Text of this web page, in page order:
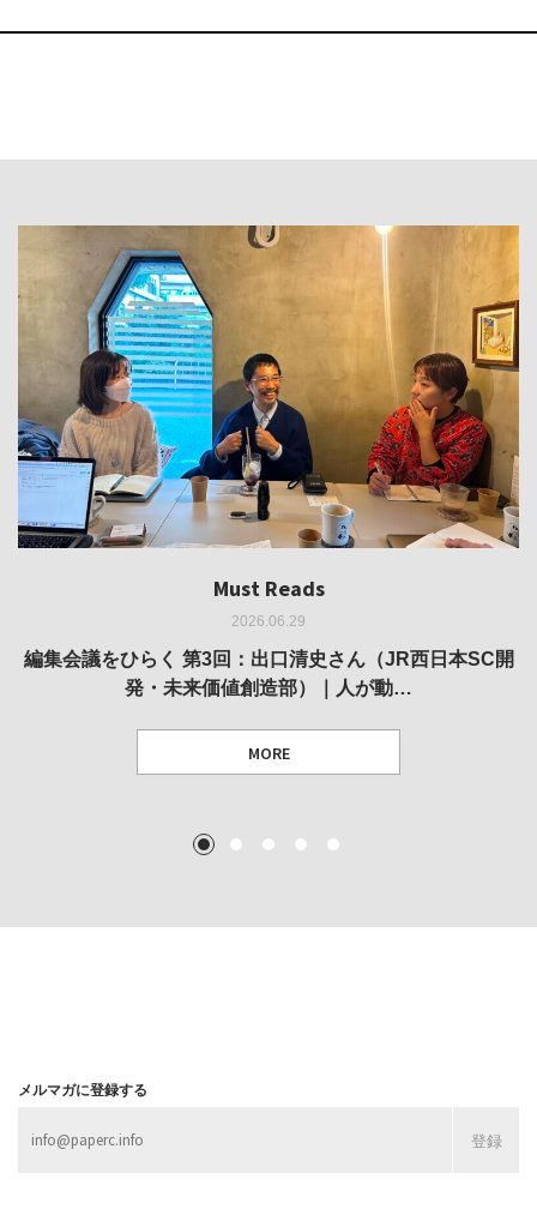
Must Reads
2026.06.29
編集会議をひらく 第3回：出口清史さん（JR西日本SC開
発・未来価値創造部）｜人が動…
MORE
Must Reads
2026.05.14
REVIEW｜果たして美術家・梅津庸一は、「大阪のゆかり
作家」となることができたのか…
Must Reads
2026.03.11
REPORT｜博覧会の残像
MORE
Must Reads
2026.02.25
REVIEW｜菊池聡太朗 個展「余りの風景」
MORE
Must Reads
2025.10.01
REVIEW｜生の存在証明としての線——「ライフライン」
展
1 2 3 4 5
メルマガに登録する